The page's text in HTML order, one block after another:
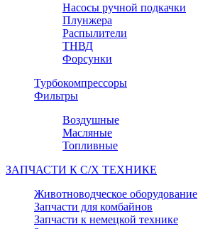
Насосы ручной подкачки
Плунжера
Распылители
ТНВД
Форсунки
Турбокомпрессоры
Фильтры
Воздушные
Масляные
Топливные
ЗАПЧАСТИ К С/Х ТЕХНИКЕ
Животноводческое оборудование
Запчасти для комбайнов
Запчасти к немецкой технике